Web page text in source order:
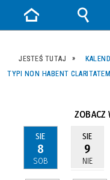
JESTEŚ TUTAJ
TYPI NON HABENT
ZOBACZ
SIE
8
SOB
SIE
9
NIE
Strona
główna